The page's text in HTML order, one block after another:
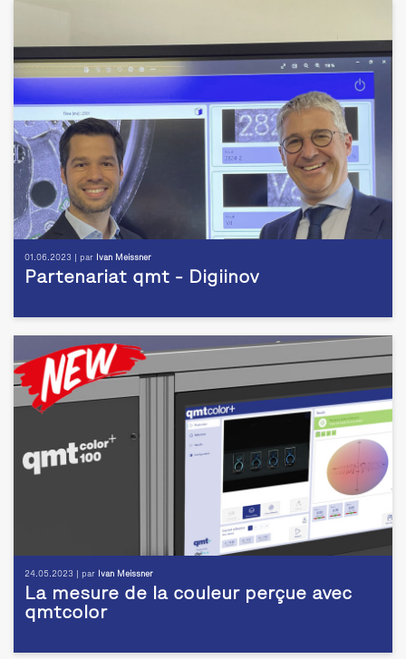
01.06.2023 | par Ivan Meissner
Partenariat qmt - Digiinov
24.05.2023 | par Ivan Meissner
La mesure de la couleur perçue avec
qmtcolor